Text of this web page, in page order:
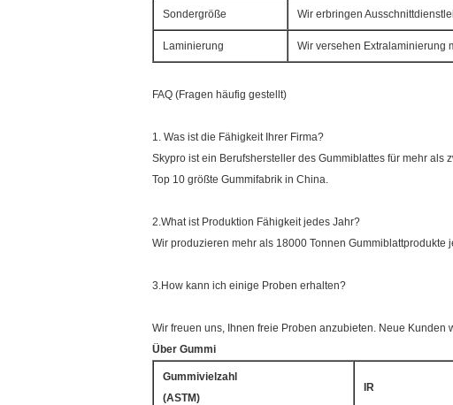
Sondergröße Wir erbringen
Laminierung Wir versehen Extralaminierung
FAQ (Fragen häufig gestellt)
1. Was ist die Fähigkeit Ihrer Firma?
Skypro ist ein Berufshersteller des Gummiblattes für mehr als
Top 10 größte Gummifabrik in China.
2.What ist Produktion Fähigkeit jedes Jahr?
Wir produzieren mehr als 18000 Tonnen Gummiblattprodukte
3.How kann ich einige Proben erhalten?
Wir freuen uns, Ihnen freie Proben anzubieten. Neue
Über Gummi
Gummivielzahl
(ASTM)
IR